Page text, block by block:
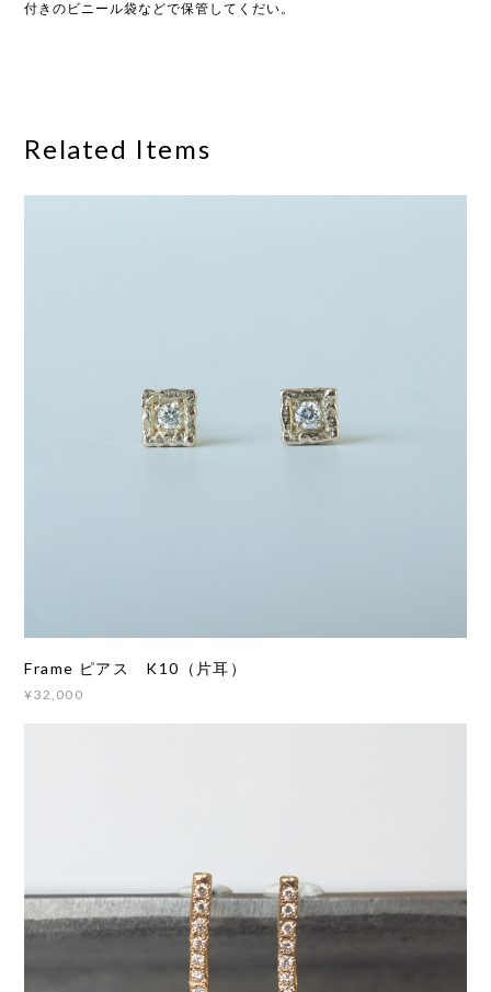
付きのビニール袋などで保管してくだい。
Related Items
Frame ピアス K10（片耳）
¥32,000